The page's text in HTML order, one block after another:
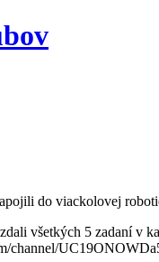
do viackolovej
všetkých 5 zadaní v
channel/